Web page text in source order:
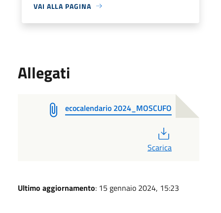
VAI ALLA PAGINA
Allegati
ecocalendario 2024_MOSCUFO
Scarica
Ultimo aggiornamento: 15 gennaio 2024, 15:23